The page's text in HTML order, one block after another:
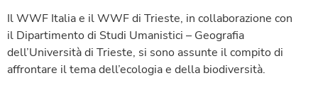
Il WWF Italia e il WWF di Trieste, in collaborazione con
il Dipartimento di Studi Umanistici – Geografia
dell’Università di Trieste, si sono assunte il compito di
affrontare il tema dell’ecologia e della biodiversità.